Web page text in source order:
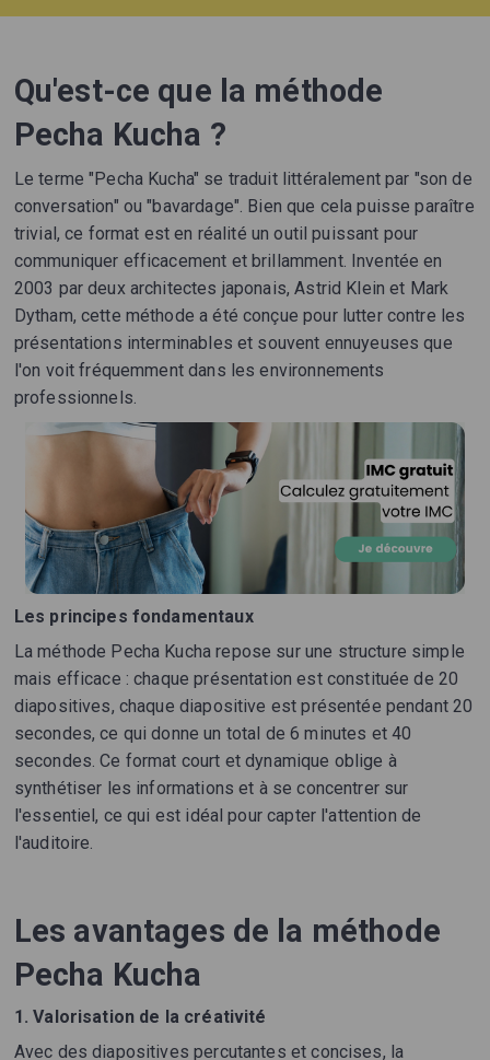
Qu'est-ce que la méthode
Pecha Kucha ?
Le terme "Pecha Kucha" se traduit littéralement par "son de
conversation" ou "bavardage". Bien que cela puisse paraître
trivial, ce format est en réalité un outil puissant pour
communiquer efficacement et brillamment. Inventée en
2003 par deux architectes japonais, Astrid Klein et Mark
Dytham, cette méthode a été conçue pour lutter contre les
présentations interminables et souvent ennuyeuses que
l'on voit fréquemment dans les environnements
professionnels.
Les principes fondamentaux
La méthode Pecha Kucha repose sur une structure simple
mais efficace : chaque présentation est constituée de 20
diapositives, chaque diapositive est présentée pendant 20
secondes, ce qui donne un total de 6 minutes et 40
secondes. Ce format court et dynamique oblige à
synthétiser les informations et à se concentrer sur
l'essentiel, ce qui est idéal pour capter l'attention de
l'auditoire.
Les avantages de la méthode
Pecha Kucha
1. Valorisation de la créativité
Avec des diapositives percutantes et concises, la